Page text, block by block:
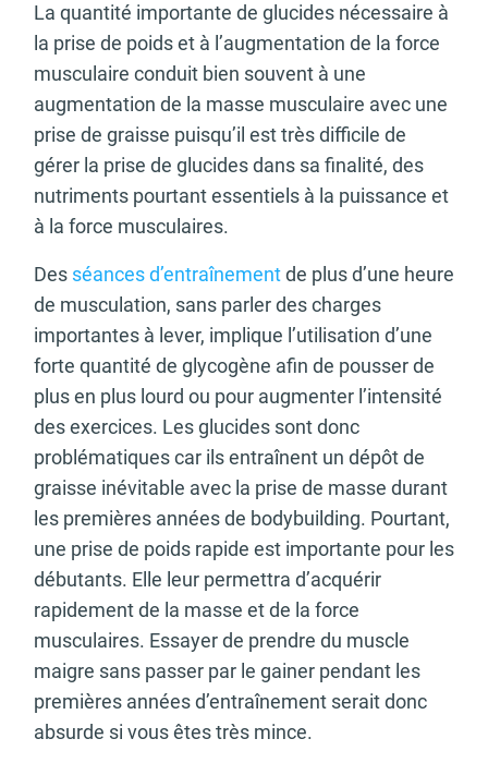
La quantité importante de glucides nécessaire à
la prise de poids et à l’augmentation de la force
musculaire conduit bien souvent à une
augmentation de la masse musculaire avec une
prise de graisse puisqu’il est très difficile de
gérer la prise de glucides dans sa finalité, des
nutriments pourtant essentiels à la puissance et
à la force musculaires.
Des séances d’entraînementde plus d’une heure
de musculation, sans parler des charges
importantes à lever, implique l’utilisation d’une
forte quantité de glycogène afin de pousser de
plus en plus lourd ou pour augmenter l’intensité
des exercices. Les glucides sont donc
problématiques car ils entraînent un dépôt de
graisse inévitable avec la prise de masse durant
les premières années de bodybuilding. Pourtant,
une prise de poids rapide est importante pour les
débutants. Elle leur permettra d’acquérir
rapidement de la masse et de la force
musculaires. Essayer de prendre du muscle
maigre sans passer par le gainer pendant les
premières années d’entraînement serait donc
absurde si vous êtes très mince.